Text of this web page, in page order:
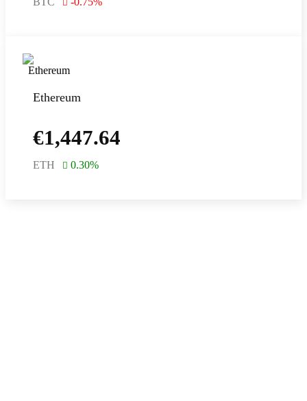
Ethereum
€1,447.64
ETH 0.30%